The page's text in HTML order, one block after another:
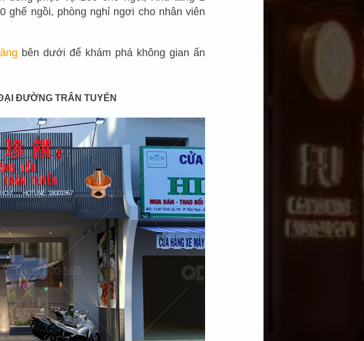
ghế ngồi, phòng nghỉ ngơi cho nhân viên
bên dưới để khám phá không gian ấn
ĐƯỜNG TRÂN TUYỂN
CAFE – TRÀ SỮA
HÀNG KHÁC